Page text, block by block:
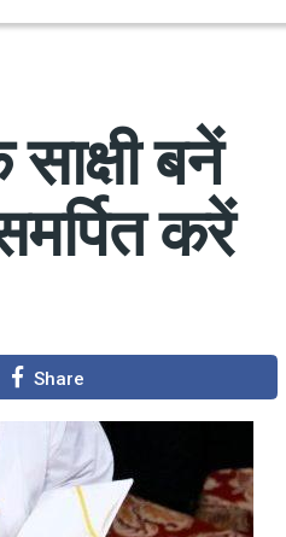
बनें
करें
Share